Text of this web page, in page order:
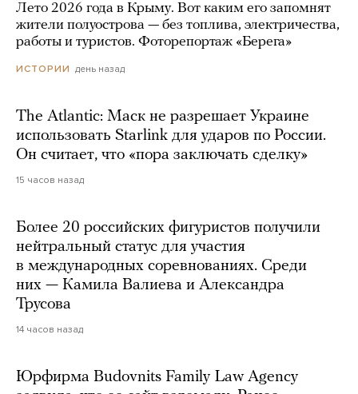
Лето 2026 года в Крыму. Вот каким его запомнят
жители полуострова — без топлива, электричества,
работы и туристов. Фоторепортаж «Берега»
ИСТОРИИ день назад
The Atlantic: Маск не разрешает Украине
использовать Starlink для ударов по России.
Он считает, что «пора заключать сделку»
15 часов назад
Более 20 российских фигуристов получили
нейтральный статус для участия
в международных соревнованиях. Среди
них — Камила Валиева и Александра
Трусова
14 часов назад
Юрфирма Budovnits Family Law Agency